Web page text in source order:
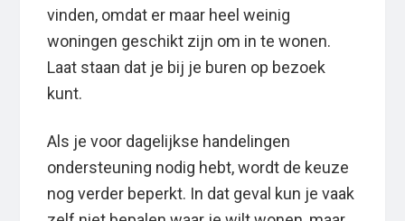
vinden, omdat er maar heel weinig
woningen geschikt zijn om in te wonen.
Laat staan dat je bij je buren op bezoek
kunt.
Als je voor dagelijkse handelingen
ondersteuning nodig hebt, wordt de keuze
nog verder beperkt. In dat geval kun je vaak